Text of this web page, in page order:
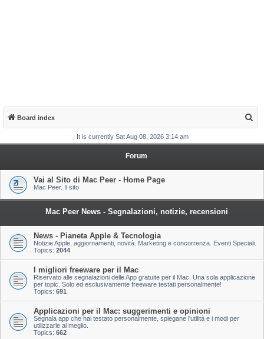
Board index
a
It is currently Sat Aug 08, 2026 3:14 am
Forum
Vai al Sito di Mac Peer - Home Page
Mac Peer. Il sito
Mac Peer News - Segnalazioni, notizie, recensioni
News - Pianeta Apple & Tecnologia
Notizie Apple, aggiornamenti, novità. Marketing e concorrenza. Eventi Speciali.
Topics: 2044
I migliori freeware per il Mac
Riservato alle segnalazioni delle App gratuite per il Mac. Una sola applicazione
per topic. Solo ed esclusivamente freeware testati personalmente!
Topics: 691
Applicazioni per il Mac: suggerimenti e opinioni
Segnala app che hai testato personalmente, spiegane l'utilità e i modi per
utilizzarle al meglio.
Topics: 662